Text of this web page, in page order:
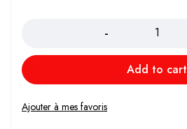
Add to cart